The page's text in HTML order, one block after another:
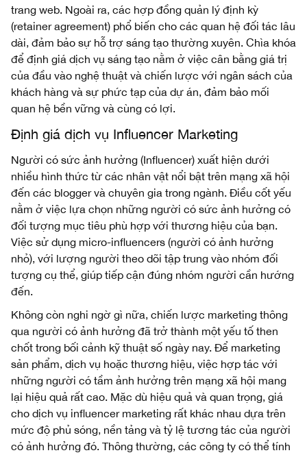
trang web. Ngoài ra, các hợp đồng quản lý định kỳ
(retainer agreement) phổ biến cho các quan hệ đối tác lâu
dài, đảm bảo sự hỗ trợ sáng tạo thường xuyên. Chìa khóa
để định giá dịch vụ sáng tạo nằm ở việc cân bằng giá trị
của đầu vào nghệ thuật và chiến lược với ngân sách của
khách hàng và sự phức tạp của dự án, đảm bảo mối
quan hệ bền vững và cùng có lợi.
Định giá dịch vụ Influencer Marketing
Người có sức ảnh hưởng (Influencer) xuất hiện dưới
nhiều hình thức từ các nhân vật nổi bật trên mạng xã hội
đến các blogger và chuyên gia trong ngành. Điều cốt yếu
nằm ở việc lựa chọn những người có sức ảnh hưởng có
đối tượng mục tiêu phù hợp với thương hiệu của bạn.
Việc sử dụng micro-influencers (người có ảnh hưởng
nhỏ), với lượng người theo dõi tập trung vào nhóm đối
tượng cụ thể, giúp tiếp cận đúng nhóm người cần hướng
đến.
Không còn nghi ngờ gì nữa, chiến lược marketing thông
qua người có ảnh hưởng đã trở thành một yếu tố then
chốt trong bối cảnh kỹ thuật số ngày nay. Để marketing
sản phẩm, dịch vụ hoặc thương hiệu, việc hợp tác với
những người có tầm ảnh hưởng trên mạng xã hội mang
lại hiệu quả rất cao. Mặc dù hiệu quả và quan trọng, giá
cho dịch vụ influencer marketing rất khác nhau dựa trên
mức độ phủ sóng, nền tảng và tỷ lệ tương tác của người
có ảnh hưởng đó. Thông thường, các công ty có thể tính